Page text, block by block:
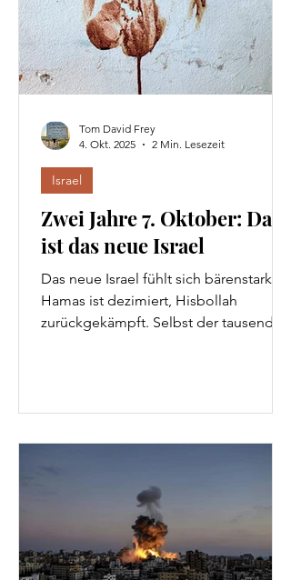
Zwei Jahre 7. Oktober: Das
ist das neue Israel
Das neue Israel fühlt sich bärenstark:
Hamas ist dezimiert, Hisbollah
zurückgekämpft. Selbst der tausende
Weltbühne von israelischer Dominanz
verändern. Nach zwei Jahren des
Krieges befindet sich die junge Nation
im Land der Vorväter irgendwo
zwischen Trauma und Triumph.
Israel
Tom David Frey
4. Okt. 2025
2 Min. Lesezeit